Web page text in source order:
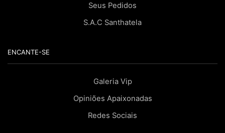
Seus Pedidos
S.A.C Santhatela
ENCANTE-SE
Galeria Vip
Opiniões Apaixonadas
Redes Sociais